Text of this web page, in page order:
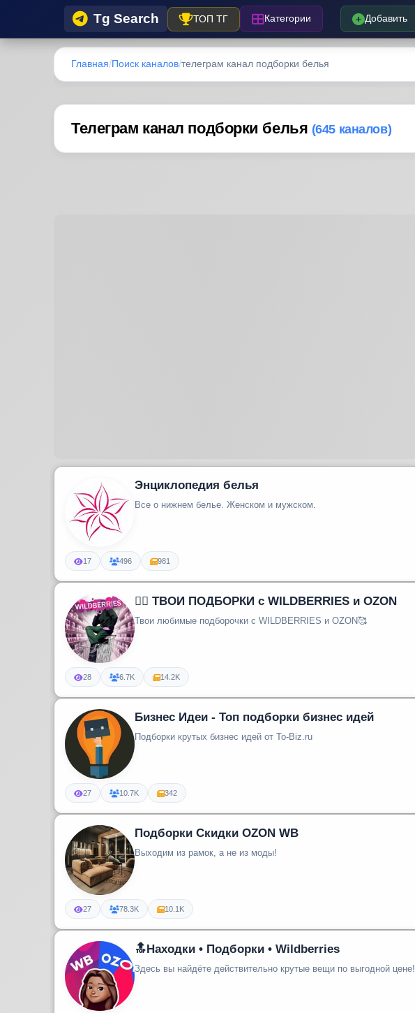
Tg Search ТОП ТГ Категории Добавить
Главная Поиск каналов телеграм канал подборки белья
Телеграм канал подборки белья (645 каналов)
Энциклопедия белья
Все о нижнем белье. Женском и мужском.
17 496 981
❤️‍🔥 ТВОИ ПОДБОРКИ с WILDBERRIES и OZON
Твои любимые подборочки с WILDBERRIES и OZON🥰
28 6.7K 14.2K
Бизнес Идеи - Топ подборки бизнес идей
Подборки крутых бизнес идей от To-Biz.ru
27 10.7K 342
Подборки Скидки OZON WB
Выходим из рамок, а не из моды!
27 78.3K 10.1K
🔝Находки • Подборки • Wildberries
Здесь вы найдёте действительно крутые вещи по выгодной цене!